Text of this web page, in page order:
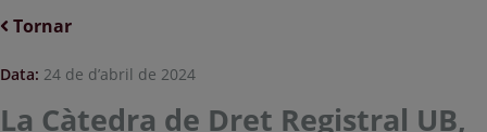
Tornar
Data: 24 de d’abril de 2024
La Càtedra de Dret Registral UB,